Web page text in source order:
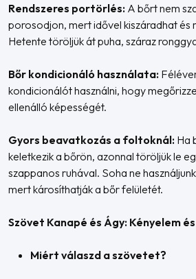
Rendszeres portörlés: A bőrt nem
porosodjon, mert idővel kiszáradhat és
Hetente töröljük át puha, száraz
Bőr kondicionáló használata:
kondicionálót használni, hogy
ellenálló képességét.
Gyors beavatkozás a foltoknál: Ha
keletkezik a bőrön, azonnal töröljük le
szappanos ruhával. Soha ne
mert károsíthatják a bőr felületét.
Szövet Kanapé és Ágy: Kényelem
Miért válaszd a szövetet?